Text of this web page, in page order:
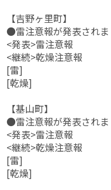
【吉野ヶ里町】
●雷注意報が発表されま
<発表>雷注意報
<継続>乾燥注意報
[雷]
[乾燥]
【基山町】
●雷注意報が発表されま
<発表>雷注意報
<継続>乾燥注意報
[雷]
[乾燥]